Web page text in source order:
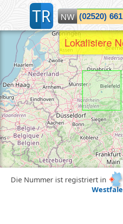
TR NW
Lokalisiere
Die Nummer ist registriert in